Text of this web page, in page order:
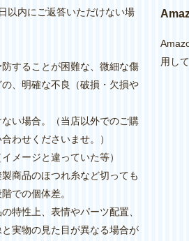
以内にご返答いただけない場
することが困難な、微細な傷
、明確な不良（破損・欠損や
い場合。（当店以外でのご購
わせくださいませ。）
メージと違っていた等）
商品のほつれ糸など切っても
での個体差。
特性上、表情やパーツ配置、
実物の見た目が異なる場合が
用し